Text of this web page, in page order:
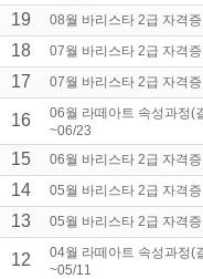
19 08월 바리스타 2급 자격
18 07월 바리스타 2급 자격
17 07월 바리스타 2급 자격
16
06월 라떼아트 속성과정(
~06/23
15 06월 바리스타 2급 자격
14 05월 바리스타 2급 자격
13 05월 바리스타 2급 자격
12
04월 라떼아트 속성과정(
~05/11